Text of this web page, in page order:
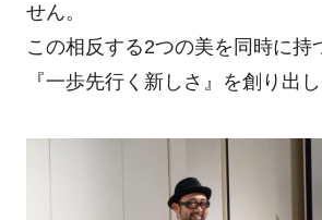
せん。
この相反する2つの美を同時に持
『一歩先行く新しさ』を創り出し